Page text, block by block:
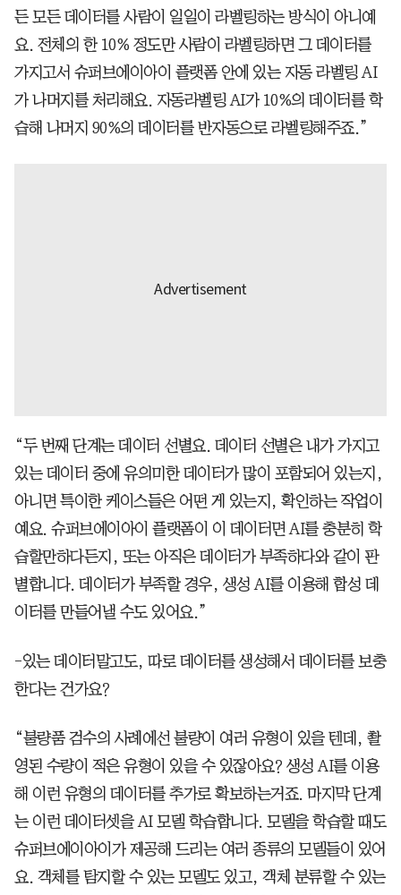
든 모든 데이터를 사람이 일일이 라벨링하는 방식이 아니예
요. 전체의 한 10% 정도만 사람이 라벨링하면 그 데이터를
가지고서 슈퍼브에이아이 플랫폼 안에 있는 자동 라벨링 AI
가 나머지를 처리해요. 자동라벨링 AI가 10%의 데이터를 학
습해 나머지 90%의 데이터를 반자동으로 라벨링해주죠.”
“두 번째 단계는 데이터 선별요. 데이터 선별은 내가 가지고
있는 데이터 중에 유의미한 데이터가 많이 포함되어 있는지,
아니면 특이한 케이스들은 어떤 게 있는지, 확인하는 작업이
예요. 슈퍼브에이아이 플랫폼이 이 데이터면 AI를 충분히 학
습할만하다든지, 또는 아직은 데이터가 부족하다와 같이 판
별합니다. 데이터가 부족할 경우, 생성 AI를 이용해 합성 데
이터를 만들어낼 수도 있어요.”
-있는 데이터말고도, 따로 데이터를 생성해서 데이터를 보충
한다는 건가요?
“불량품 검수의 사례에선 불량이 여러 유형이 있을 텐데, 촬
영된 수량이 적은 유형이 있을 수 있잖아요? 생성 AI를 이용
해 이런 유형의 데이터를 추가로 확보하는거죠. 마지막 단계
는 이런 데이터셋을 AI 모델 학습합니다. 모델을 학습할 때도
슈퍼브에이아이가 제공해 드리는 여러 종류의 모델들이 있어
요. 객체를 탐지할 수 있는 모델도 있고, 객체 분류할 수 있는